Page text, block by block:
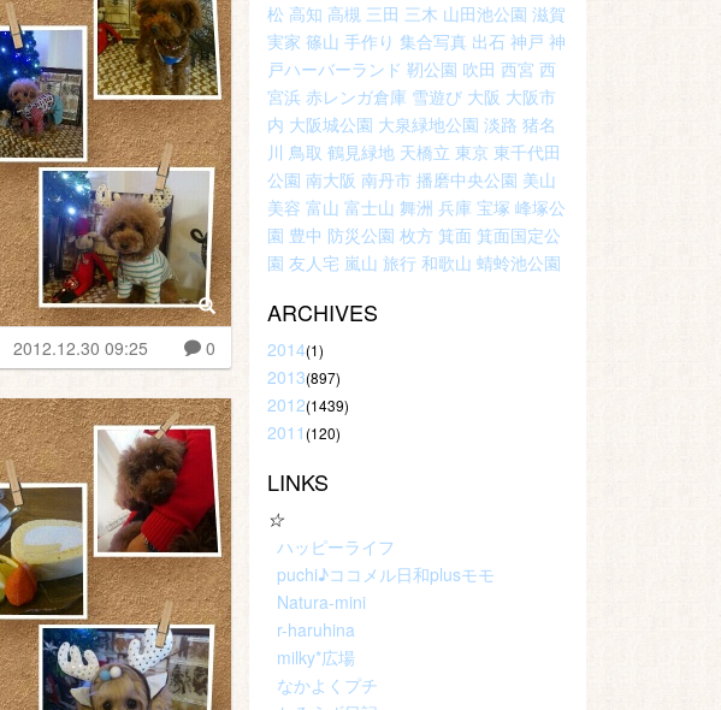
2012.12.30 09:25 0
松 高知 高槻 三田 三木 山田池公園 滋賀
実家 篠山 手作り 集合写真 出石 神戸 神
戸ハーバーランド 靭公園 吹田 西宮 西
宮浜 赤レンガ倉庫 雪遊び 大阪 大阪市
内 大阪城公園 大泉緑地公園 淡路 猪名
川 鳥取 鶴見緑地 天橋立 東京 東千代田
公園 南大阪 南丹市 播磨中央公園 美山
美容 富山 富士山 舞洲 兵庫 宝塚 峰塚公
園 豊中 防災公園 枚方 箕面 箕面国定公
園 友人宅 嵐山 旅行 和歌山 蜻蛉池公園
ARCHIVES
2014(1)
2013(897)
2012(1439)
2011(120)
LINKS
☆
ハッピーライフ
puchi♪ココメル日和plusモモ
Natura-mini
r-haruhina
milky*広場
なかよくプチ